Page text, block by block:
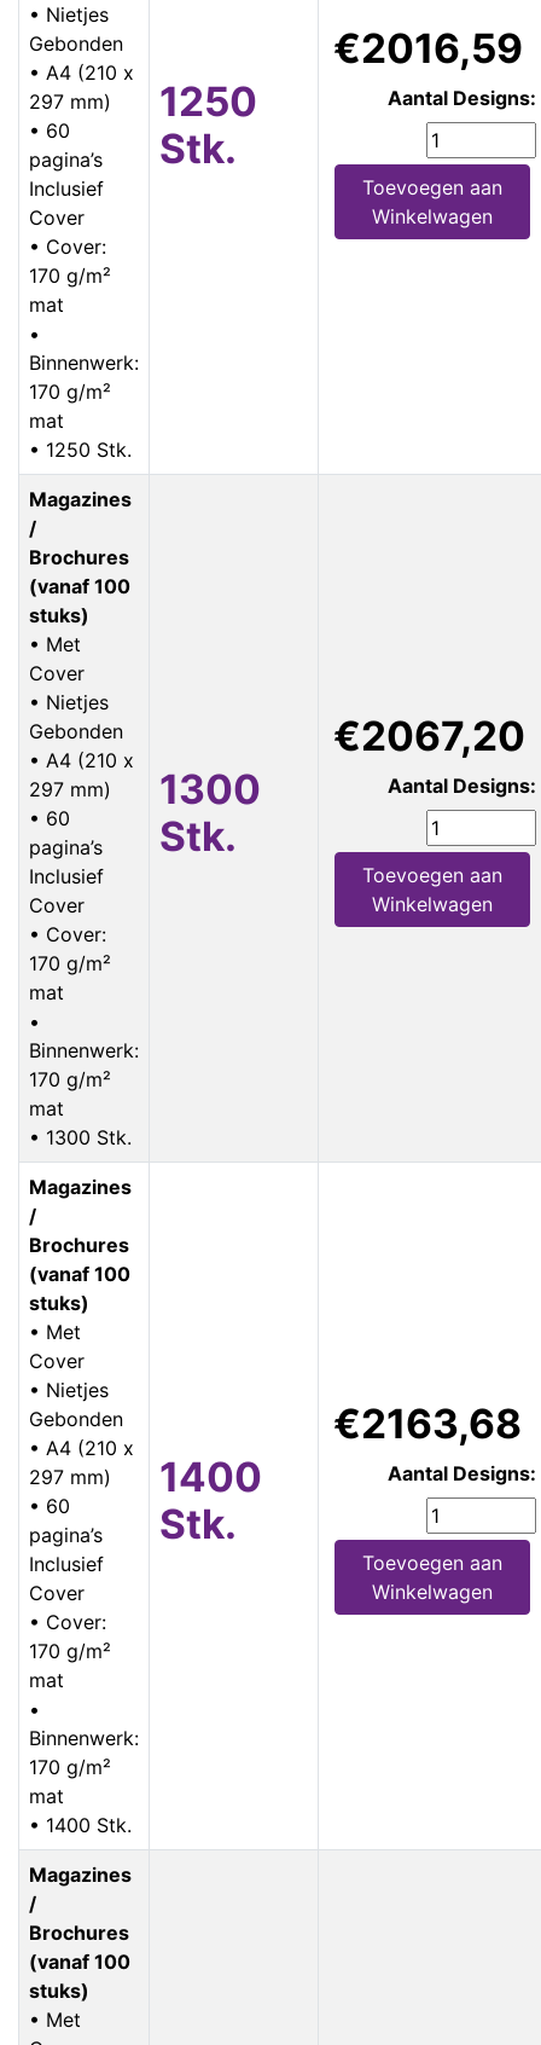
• Nietjes
Gebonden
• A4 (210 x
297 mm)
• 60
pagina’s
Inclusief
Cover
• Cover:
170 g/m²
mat
•
Binnenwerk:
170 g/m²
mat
• 1250 Stk.
1250
Stk.
€2016,59
Aantal Designs:
Toevoegen aan
Winkelwagen
Magazines
/
Brochures
(vanaf 100
stuks)
• Met
Cover
• Nietjes
Gebonden
• A4 (210 x
297 mm)
• 60
pagina’s
Inclusief
Cover
• Cover:
170 g/m²
mat
•
Binnenwerk:
170 g/m²
mat
• 1300 Stk.
1300
Stk.
€2067,20
Aantal Designs:
Toevoegen aan
Winkelwagen
Magazines
/
Brochures
(vanaf 100
stuks)
• Met
Cover
• Nietjes
Gebonden
• A4 (210 x
297 mm)
• 60
pagina’s
Inclusief
Cover
• Cover:
170 g/m²
mat
•
Binnenwerk:
170 g/m²
mat
• 1400 Stk.
1400
Stk.
€2163,68
Aantal Designs:
Toevoegen aan
Winkelwagen
Magazines
/
Brochures
(vanaf 100
stuks)
• Met